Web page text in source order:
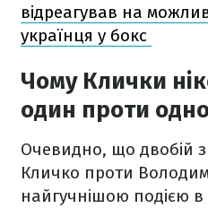
відреагував на
українця у бокс
Чому Клички
один проти
Очевидно, що двобій з
Кличко проти
найгучнішою подією в